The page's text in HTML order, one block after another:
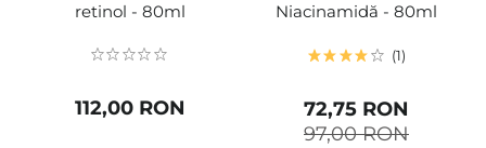
retinol - 80ml
112,00 RON
Niacinamidă - 80ml
1
97,00 RON
72,75 RON